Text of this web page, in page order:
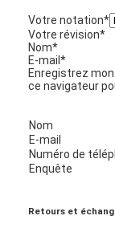
Votre notation*
Votre révision*
Nom*
E-mail*
Enregistrez
ce navigateur
Nom
E-mail
Numéro de
Enquête
Retours et